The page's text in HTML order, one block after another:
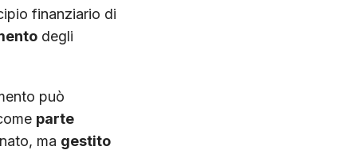
finanziario di
degli
può
parte
ma gestito